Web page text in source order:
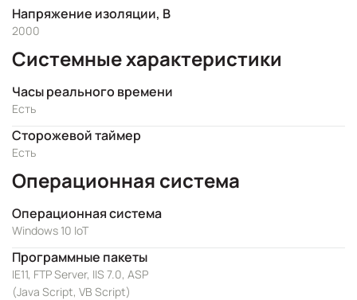
Напряжение изоляции, В
2000
Системные характеристики
Часы реального времени
Есть
Сторожевой таймер
Есть
Операционная система
Операционная система
Windows 10 IoT
Программные пакеты
IE11, FTP Server, IIS 7.0, ASP
(Java Script, VB Script)